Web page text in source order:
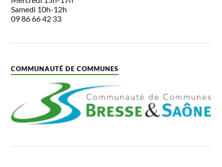
Samedi 10h-12h
09 86 66 42 33
COMMUNAUTÉ DE COMMUNES